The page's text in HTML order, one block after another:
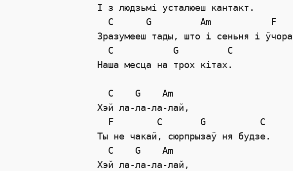
I з людзьмi усталюеш кантакт.
  C      G         Am           F
Зразумееш тады, што i сеньня i ўчора
  C           G         C
Наша месца на трох кiтах.
  C    G    Am
Хэй ла-ла-ла-лай,
  F        C       G          C
Ты не чакай, сюрпрызаў ня будзе.
  C    G    Am
Хэй ла-ла-ла-лай,